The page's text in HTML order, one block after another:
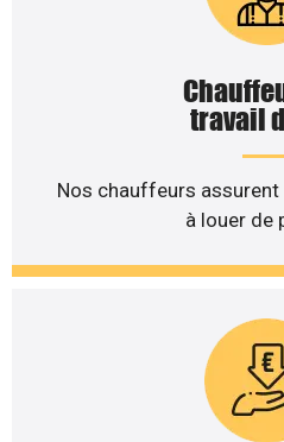
travail
Nos chauffeurs assurent
à louer de